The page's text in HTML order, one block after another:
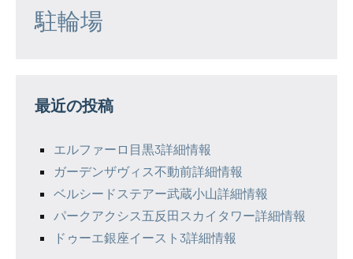
駐輪場
最近の投稿
エルファーロ目黒3詳細情報
ガーデンザヴィス不動前詳細情報
ベルシードステアー武蔵小山詳細情報
パークアクシス五反田スカイタワー詳細情報
ドゥーエ銀座イースト3詳細情報